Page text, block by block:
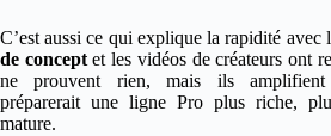
C’est aussi ce qui explique la rapidité avec
de conceptet les vidéos de créateurs ont
ne prouvent rien, mais ils amplifient
préparerait une ligne Pro plus riche,
mature.